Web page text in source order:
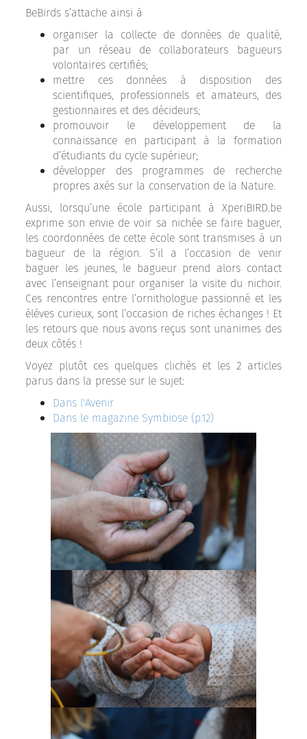
BeBirds s’attache ainsi à
organiser la collecte de données de qualité,
par un réseau de collaborateurs bagueurs
volontaires certifiés;
mettre ces données à disposition des
scientifiques, professionnels et amateurs, des
gestionnaires et des décideurs;
promouvoir le développement de la
connaissance en participant à la formation
d’étudiants du cycle supérieur;
développer des programmes de recherche
propres axés sur la conservation de la Nature.
Aussi, lorsqu’une école participant à XperiBIRD.be
exprime son envie de voir sa nichée se faire baguer,
les coordonnées de cette école sont transmises à un
bagueur de la région. S’il a l’occasion de venir
baguer les jeunes, le bagueur prend alors contact
avec l’enseignant pour organiser la visite du nichoir.
Ces rencontres entre l’ornithologue passionné et les
élèves curieux, sont l’occasion de riches échanges ! Et
les retours que nous avons reçus sont unanimes des
deux côtés !
Voyez plutôt ces quelques clichés et les 2 articles
parus dans la presse sur le sujet:
Dans l'Avenir
Dans le magazine Symbiose (p.12)